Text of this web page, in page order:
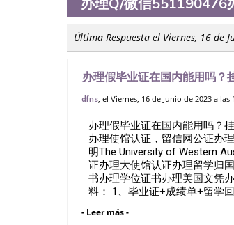
Última Respuesta el Viernes, 16 de
办理假毕业证在国内能用吗？
551190476办理使馆认证，
dfns, el Viernes, 16 de Junio de 2023 a las
办理假毕业证在国内能用吗？
办理使馆认证，留信网公证办
明The University of Western
证办理大使馆认证办理留学归
书办理学位证书办理美国文凭
料： 1、毕业证+成绩单+留学
请学校、转学，甚至是申请工
- Leer más -